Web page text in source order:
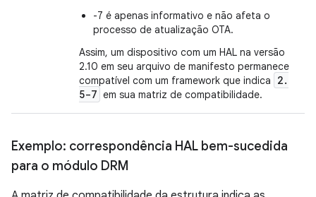
-7 é apenas informativo e não afeta o
processo de atualização OTA.
Assim, um dispositivo com um HAL na versão
2.10 em seu arquivo de manifesto permanece
compatível com um framework que indica
2.
5-7 em sua matriz de compatibilidade.
Exemplo: correspondência HAL bem-sucedida
para o módulo DRM